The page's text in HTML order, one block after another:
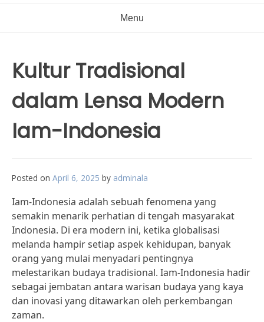
Menu
Kultur Tradisional
dalam Lensa Modern
Iam-Indonesia
Posted on April 6, 2025 by adminala
Iam-Indonesia adalah sebuah fenomena yang
semakin menarik perhatian di tengah masyarakat
Indonesia. Di era modern ini, ketika globalisasi
melanda hampir setiap aspek kehidupan, banyak
orang yang mulai menyadari pentingnya
melestarikan budaya tradisional. Iam-Indonesia hadir
sebagai jembatan antara warisan budaya yang kaya
dan inovasi yang ditawarkan oleh perkembangan
zaman.